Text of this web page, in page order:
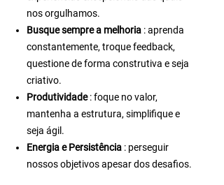
nos orgulhamos.
Busque sempre a melhoria : aprenda
constantemente, troque feedback,
questione de forma construtiva e seja
criativo.
Produtividade: foque no valor,
mantenha a estrutura, simplifique e
seja ágil.
Energia e Persistência : perseguir
nossos objetivos apesar dos desafios.